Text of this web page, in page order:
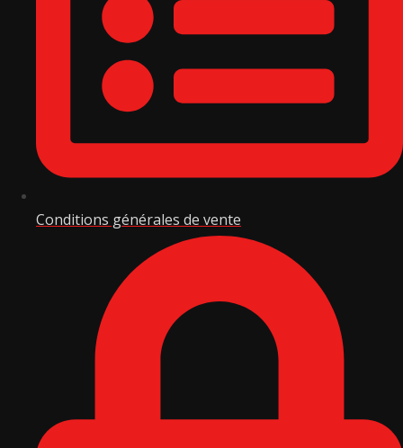
Conditions générales de vente